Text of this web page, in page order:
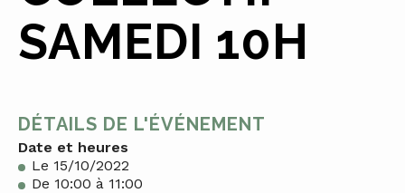
SAMEDI 10H
DÉTAILS DE L'ÉVÉNEMENT
Date et heures
Le 15/10/2022
De 10:00 à 11:00